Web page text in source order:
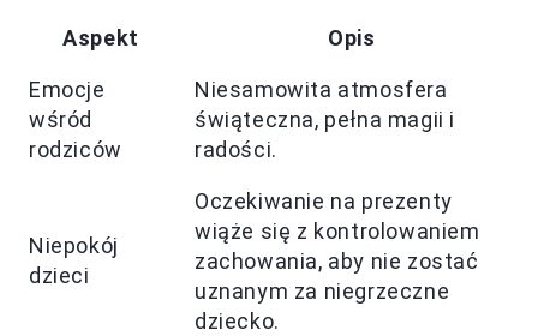
Aspekt Opis
Emocje
wśród
rodziców
Niesamowita atmosfera
świąteczna, pełna magii i
radości.
Niepokój
dzieci
Oczekiwanie na prezenty
wiąże się z kontrolowaniem
zachowania, aby nie zostać
uznanym za niegrzeczne
dziecko.